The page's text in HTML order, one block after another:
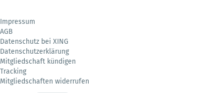
Impressum
AGB
Datenschutz bei XING
Datenschutzerklärung
Mitgliedschaft kündigen
Tracking
Mitgliedschaften widerrufen